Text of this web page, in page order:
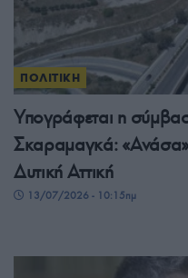
ΠΟΛΙΤΙΚΗ
Υπογράφεται η
Σκαραμαγκά:
Δυτική Αττική
13/07/2026 - 10:15πμ